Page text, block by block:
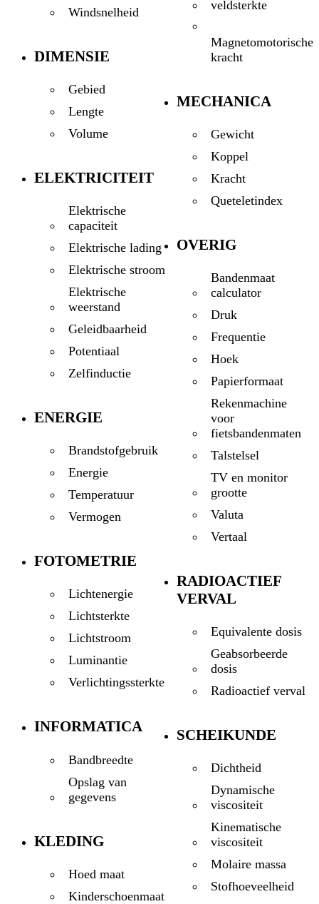
Windsnelheid
DIMENSIE
Gebied
Lengte
Volume
ELEKTRICITEIT
Elektrische
capaciteit
Elektrische lading
Elektrische stroom
Elektrische
weerstand
Geleidbaarheid
Potentiaal
Zelfinductie
ENERGIE
Brandstofgebruik
Energie
Temperatuur
Vermogen
FOTOMETRIE
Lichtenergie
Lichtsterkte
Lichtstroom
Luminantie
Verlichtingssterkte
INFORMATICA
Bandbreedte
Opslag van
gegevens
KLEDING
Hoed maat
Kinderschoenmaat
veldsterkte
Magnetomotorische
kracht
MECHANICA
Gewicht
Koppel
Kracht
Queteletindex
OVERIG
Bandenmaat
calculator
Druk
Frequentie
Hoek
Papierformaat
Rekenmachine
voor
fietsbandenmaten
Talstelsel
TV en monitor
grootte
Valuta
Vertaal
RADIOACTIEF
VERVAL
Equivalente dosis
Geabsorbeerde
dosis
Radioactief verval
SCHEIKUNDE
Dichtheid
Dynamische
viscositeit
Kinematische
viscositeit
Molaire massa
Stofhoeveelheid